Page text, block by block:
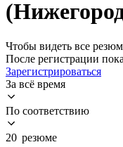
Чтобы видеть все
После регистрации
Зарегистрироваться
За всё время
По соответствию
20 резюме